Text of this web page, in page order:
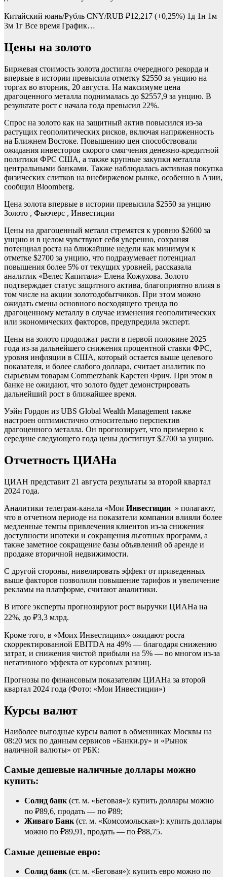
Китайский юань/Рубль CNY/RUB ₽12,217 (+0,25%) 1д 1н 1м
3м 1г Все время График…
Цены на золото
Биржевая стоимость золота достигла очередного рекорда и
впервые в истории превысила отметку $2550 за унцию на
торгах во вторник, 20 августа. На максимуме цена
драгоценного металла поднималась до $2557,9 за унцию. В
результате рост с начала года превысил 22%.
Cпрос на золото как на защитный актив повысился из-за
растущих геополитических рисков, включая напряженность
на Ближнем Востоке. Повышению цен способствовали
ожидания инвесторов скорого смягчения денежно-кредитной
политики ФРС США, а также крупные закупки металла
центральными банками. Также наблюдалась активная покупка
физических слитков на внебиржевом рынке, особенно в Азии,
сообщил Bloomberg.
Цена золота впервые в истории превысила $2550 за унцию
Золото , Фьючерс , Инвестиции
Цены на драгоценный металл стремятся к уровню $2600 за
унцию и в целом чувствуют себя уверенно, сохраняя
потенциал роста на ближайшие недели как минимум к
отметке $2700 за унцию, что подразумевает потенциал
повышения более 5% от текущих уровней, рассказала
аналитик «Велес Капитала» Елена Кожухова. Золото
подтверждает статус защитного актива, благоприятно влияя в
том числе на акции золотодобытчиков. При этом можно
ожидать смены основного восходящего тренда по
драгоценному металлу в случае изменения геополитических
или экономических факторов, предупредила эксперт.
Цены на золото продолжат расти в первой половине 2025
года из-за дальнейшего снижения процентной ставки ФРС,
уровня инфляции в США, который остается выше целевого
показателя, и более слабого доллара, считает аналитик по
сырьевым товарам Commerzbank Карстен Фрич. При этом в
банке не ожидают, что золото будет демонстрировать
дальнейший рост в ближайшее время.
Уэйн Гордон из UBS Global Wealth Management также
настроен оптимистично относительно перспектив
драгоценного металла. Он прогнозирует, что примерно к
середине следующего года цены достигнут $2700 за унцию.
Отчетность ЦИАНа
ЦИАН представит 21 августа результаты за второй квартал
2024 года.
Аналитики телеграм-канала «Мои Инвестиции » полагают,
что в отчетном периоде на показатели компании влияли более
медленные темпы привлечения клиентов из-за снижения
доступности ипотеки и сокращения льготных программ, а
также заметное сокращение базы объявлений об аренде и
продаже вторичной недвижимости.
С другой стороны, нивелировать эффект от приведенных
выше факторов позволили повышение тарифов и увеличение
рекламы на платформе, считают аналитики.
В итоге эксперты прогнозируют рост выручки ЦИАНа на
22%, до ₽3,3 млрд.
Кроме того, в «Моих Инвестициях» ожидают роста
скорректированной EBITDA на 49% — благодаря снижению
затрат, и снижения чистой прибыли на 5% — во многом из-за
негативного эффекта от курсовых разниц.
Прогнозы по финансовым показателям ЦИАНа за второй
квартал 2024 года (Фото: «Мои Инвестиции»)
Курсы валют
Наиболее выгодные курсы валют в обменниках Москвы на
08:20 мск по данным сервисов «Банки.ру» и «Рынок
наличной валюты» от РБК:
Самые дешевые наличные доллары можно
купить:
Солид банк (ст. м. «Беговая»): купить доллары можно
по ₽89,6, продать — по ₽89;
Живаго Банк (ст. м. «Комсомольская»): купить доллары
можно по ₽89,91, продать — по ₽88,75.
Самые дешевые евро:
Солид банк (ст. м. «Беговая»): купить евро можно по